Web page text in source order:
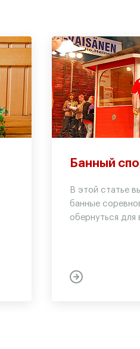
Банный
В этой статье
банные
обернуться для